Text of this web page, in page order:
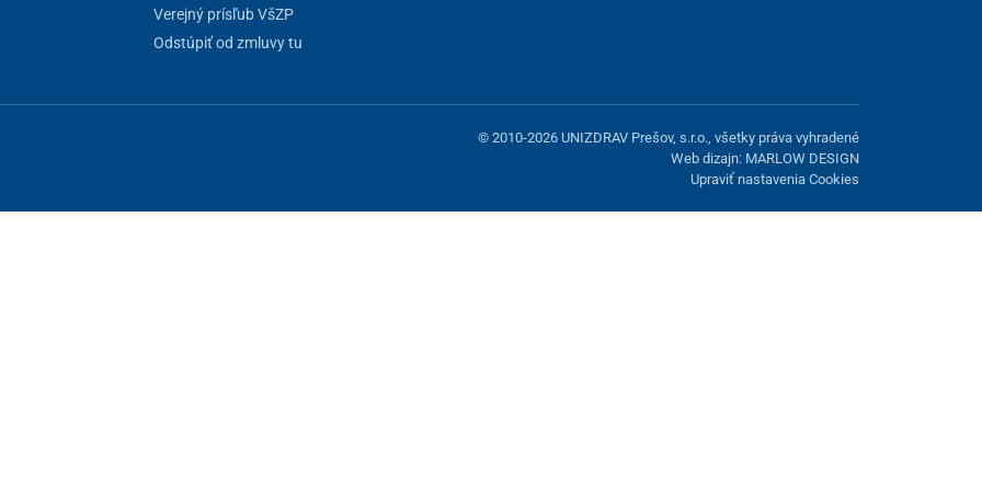
Verejný prísľub VšZP
Odstúpiť od zmluvy tu
© 2010-2026 UNIZDRAV Prešov, s.r.o., všetky práva vyhradené
Web dizajn: MARLOW DESIGN
Upraviť nastavenia Cookies